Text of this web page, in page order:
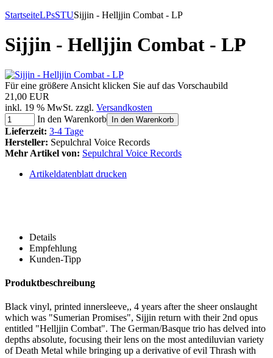
StartseiteLPsSTUSijjin - Helljjin Combat - LP
Sijjin - Helljjin Combat - LP
Für eine größere Ansicht klicken Sie auf das Vorschaubild
21,00 EUR
inkl. 19 % MwSt. zzgl. Versandkosten
In den Warenkorb
In den Warenkorb
Lieferzeit: 3-4 Tage
Hersteller: Sepulchral Voice Records
Mehr Artikel von: Sepulchral Voice Records
Artikeldatenblatt drucken
Details
Empfehlung
Kunden-Tipp
Produktbeschreibung
Black vinyl, printed innersleeve,, 4 years after the sheer onslaught
which was "Sumerian Promises", Sijjin return with their 2nd opus
entitled "Helljjin Combat". The German/Basque trio has delved into
depths absolute, focusing their lens on the most antediluvian variety
of Death Metal while bringing up a derivative of evil Thrash with